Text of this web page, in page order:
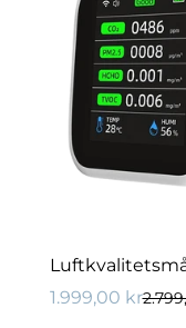
Salgs
1.999,00 kr
Vanlig